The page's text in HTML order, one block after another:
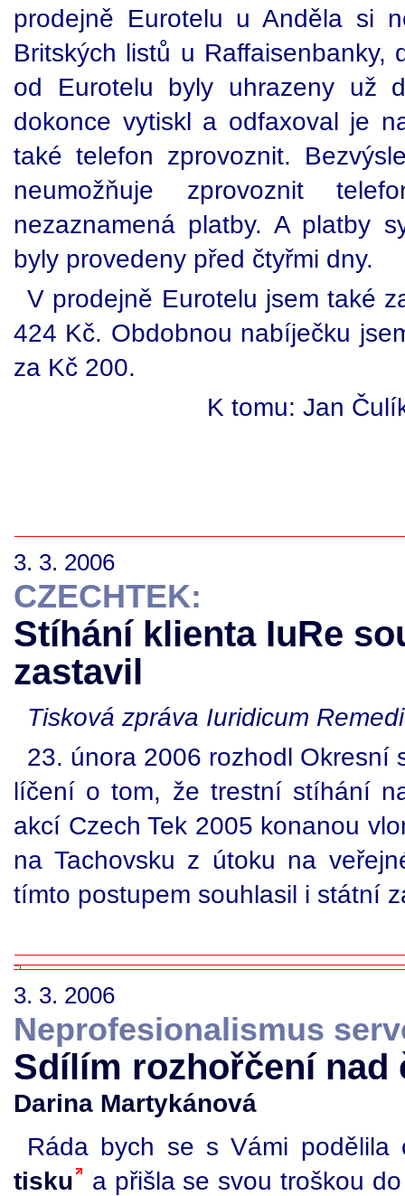
prodejně Eurotelu u Anděla si
Britských listů u
od Eurotelu byly uhrazeny už
dokonce vytiskl a odfaxoval je
také telefon zprovoznit.
neumožňuje zprovoznit
nezaznamená platby. A platby
byly provedeny před čtyřmi dny.
V prodejně Eurotelu jsem také
424 Kč. Obdobnou nabíječku
za Kč 200.
K tomu: Jan
3. 3. 2006
CZECHTEK:
Stíhání klienta IuRe
zastavil
Tisková zpráva Iuridicum
23. února 2006 rozhodl Okresní
líčení o tom, že trestní stíhání
akcí Czech Tek 2005 konanou
na Tachovsku z útoku na
tímto postupem souhlasil i státní
3. 3. 2006
Neprofesionalismus
Sdílím rozhořčení nad
Darina Martykánová
Ráda bych se s Vámi
tisku
a přišla se svou troškou